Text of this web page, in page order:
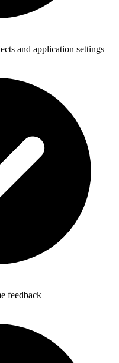
and application settings
feedback